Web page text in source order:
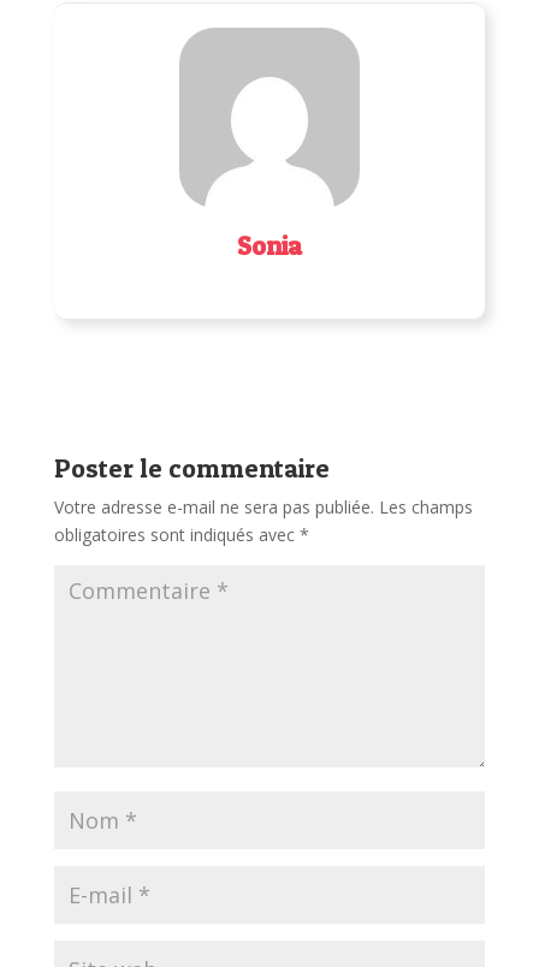
Sonia
Poster le commentaire
Votre adresse e-mail ne sera pas publiée. Les champs
obligatoires sont indiqués avec *